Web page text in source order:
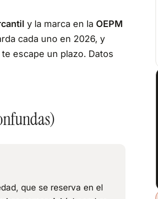
y la marca en la OEPM
cada uno en 2026, y
escape un plazo. Datos
que se reserva en el